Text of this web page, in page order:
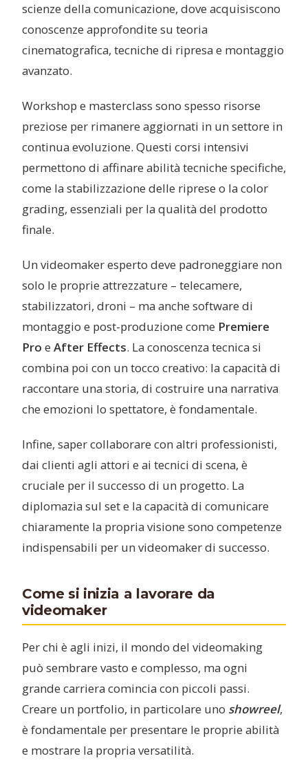
scienze della comunicazione, dove acquisiscono
conoscenze approfondite su teoria
cinematografica, tecniche di ripresa e montaggio
avanzato.
Workshop e masterclass sono spesso risorse
preziose per rimanere aggiornati in un settore in
continua evoluzione. Questi corsi intensivi
permettono di affinare abilità tecniche specifiche,
come la stabilizzazione delle riprese o la color
grading, essenziali per la qualità del prodotto
finale.
Un videomaker esperto deve padroneggiare non
solo le proprie attrezzature – telecamere,
stabilizzatori, droni – ma anche software di
montaggio e post-produzione come Premiere
Pro e After Effects. La conoscenza tecnica si
combina poi con un tocco creativo: la capacità di
raccontare una storia, di costruire una narrativa
che emozioni lo spettatore, è fondamentale.
Infine, saper collaborare con altri professionisti,
dai clienti agli attori e ai tecnici di scena, è
cruciale per il successo di un progetto. La
diplomazia sul set e la capacità di comunicare
chiaramente la propria visione sono competenze
indispensabili per un videomaker di successo.
Come si inizia a lavorare da
videomaker
Per chi è agli inizi, il mondo del videomaking
può sembrare vasto e complesso, ma ogni
grande carriera comincia con piccoli passi.
Creare un portfolio, in particolare uno showreel,
è fondamentale per presentare le proprie abilità
e mostrare la propria versatilità.